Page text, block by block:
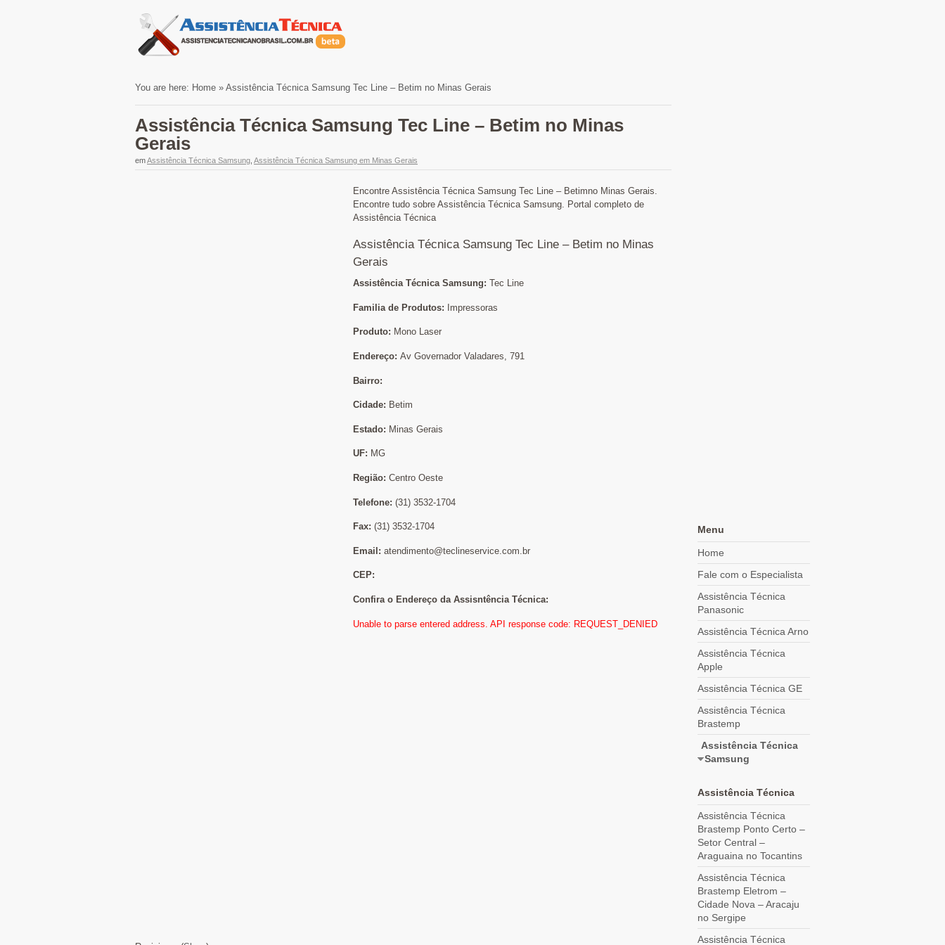
You are here: Home » Assistência Técnica Samsung Tec Line – Betim no Minas Gerais
Assistência Técnica Samsung Tec Line – Betim no Minas
Gerais
emAssistência Técnica Samsung Assistência Técnica Samsung em Minas Gerais
Encontre Assistência Técnica Samsung Tec Line – Betimno Minas Gerais.
Encontre tudo sobre Assistência Técnica Samsung. Portal completo de
Assistência Técnica
Assistência Técnica Samsung Tec Line – Betim no Minas
Gerais
Assistência Técnica Samsung: Tec Line
Familia de Produtos: Impressoras
Produto: Mono Laser
Endereço: Av Governador Valadares, 791
Bairro:
Cidade: Betim
Estado: Minas Gerais
UF: MG
Região: Centro Oeste
Telefone: (31) 3532-1704
Fax: (31) 3532-1704
Email: atendimento@teclineservice.com.br
CEP:
Confira o Endereço da Assisntência Técnica:
Unable to parse entered address. API response code: REQUEST_DENIED
Menu
Home
Fale com o Especialista
Assistência Técnica
Panasonic
Assistência Técnica Arno
Assistência Técnica
Apple
Assistência Técnica GE
Assistência Técnica
Brastemp
Assistência Técnica
Samsung
Assistência Técnica
Assistência Técnica
Brastemp Ponto Certo –
Setor Central –
Araguaina no Tocantins
Assistência Técnica
Brastemp Eletrom –
Cidade Nova – Aracaju
no Sergipe
Assistência Técnica